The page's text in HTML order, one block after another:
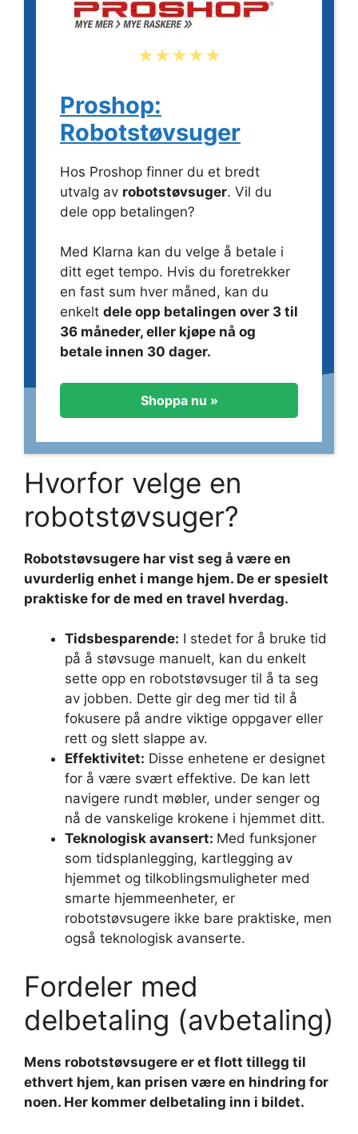
★★★★★
Proshop:
Robotstøvsuger
Hos Proshop finner du et bredt
utvalg av robotstøvsuger. Vil du
dele opp betalingen?
Med Klarna kan du velge å betale i
ditt eget tempo. Hvis du foretrekker
en fast sum hver måned, kan du
enkelt dele opp betalingen over 3 til
36 måneder, eller kjøpe nå og
betale innen 30 dager.
Shoppa nu »
Hvorfor velge en
robotstøvsuger?
Robotstøvsugere har vist seg å være en
uvurderlig enhet i mange hjem. De er spesielt
praktiske for de med en travel hverdag.
Tidsbesparende: I stedet for å bruke tid
på å støvsuge manuelt, kan du enkelt
sette opp en robotstøvsuger til å ta seg
av jobben. Dette gir deg mer tid til å
fokusere på andre viktige oppgaver eller
rett og slett slappe av.
Effektivitet: Disse enhetene er designet
for å være svært effektive. De kan lett
navigere rundt møbler, under senger og
nå de vanskelige krokene i hjemmet ditt.
Teknologisk avansert: Med funksjoner
som tidsplanlegging, kartlegging av
hjemmet og tilkoblingsmuligheter med
smarte hjemmeenheter, er
robotstøvsugere ikke bare praktiske, men
også teknologisk avanserte.
Fordeler med
delbetaling (avbetaling)
Mens robotstøvsugere er et flott tillegg til
ethvert hjem, kan prisen være en hindring for
noen. Her kommer delbetaling inn i bildet.